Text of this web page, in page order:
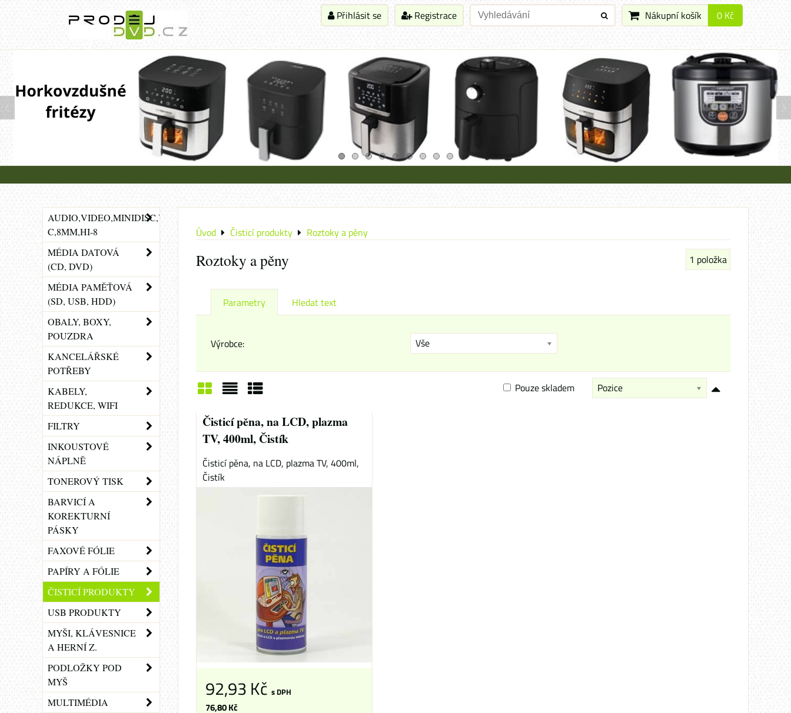
Přihlásit se Registrace Nákupní košík 0 Kč
Úvod Čisticí produkty Roztoky a pěny
Roztoky a pěny 1 položka
Parametry Hledat text
Výrobce: Vše
Mřížka
Pozice
Pouze skladem
Čisticí pěna, na LCD, plazma
TV, 400ml, Čistík
Čisticí pěna, na LCD, plazma TV, 400ml,
Čistík
92,93 Kč s DPH
76,80 Kč
AUDIO,VIDEO,MINIDISC,VHS-
C,8MM,HI-8
MÉDIA DATOVÁ
(CD, DVD)
MÉDIA PAMĚŤOVÁ
(SD, USB, HDD)
OBALY, BOXY,
POUZDRA
KANCELÁŘSKÉ
POTŘEBY
KABELY,
REDUKCE, WIFI
FILTRY
INKOUSTOVÉ
NÁPLNĚ
TONEROVÝ TISK
BARVICÍ A
KOREKTURNÍ
PÁSKY
FAXOVÉ FÓLIE
PAPÍRY A FÓLIE
ČISTICÍ PRODUKTY
USB PRODUKTY
MYŠI, KLÁVESNICE
A HERNÍ Z.
PODLOŽKY POD
MYŠ
MULTIMÉDIA